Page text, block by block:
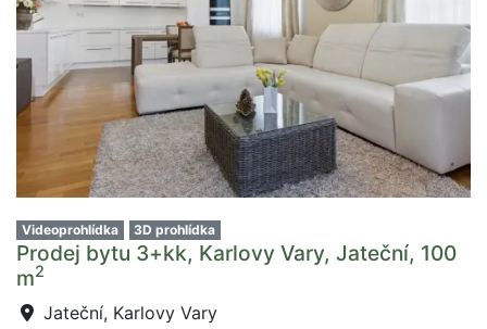
Videoprohlídka 3D prohlídka
Prodej bytu 3+kk, Karlovy Vary, Jateční, 100
m2
Jateční, Karlovy Vary